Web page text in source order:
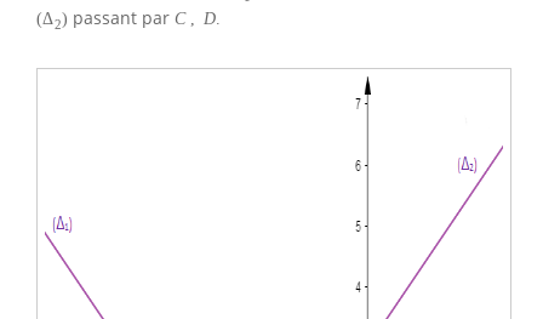
(Δ2) passant par C D.